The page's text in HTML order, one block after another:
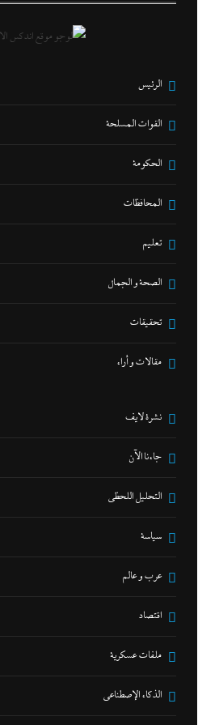
الرئيس
القوات المسلحة
الحكومة
المحافظات
تعليم
الصحة و الجمال
تحقيقات
مقالات و أراء
نشرة لايف
جاءنا الآن
التحليل اللحظي
سياسة
عرب و عالم
اقتصاد
ملفات عسكرية
الذكاء الإصطناعي